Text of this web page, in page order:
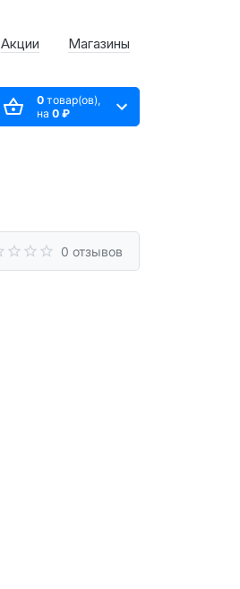
Акции Магазины
0товар(ов),
на 0 ₽
0 отзывов